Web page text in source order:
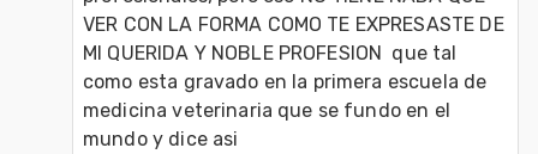
VER CON LA FORMA COMO TE EXPRESASTE DE
MI QUERIDA Y NOBLE PROFESION  que tal
como esta gravado en la primera escuela de
medicina veterinaria que se fundo en el
mundo y dice asi